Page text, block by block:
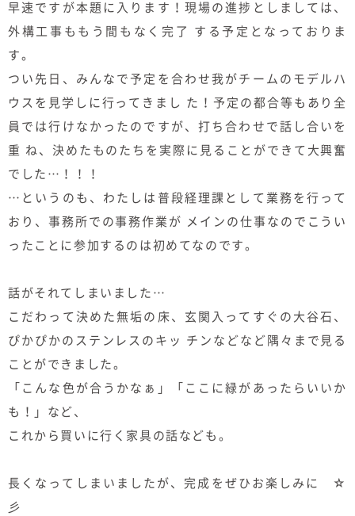
イベント
オーナー様Q&A
資料請求
お問い合わせ
お電話での
お問い合わ
せ
0120-37-
1806
早速ですが本題に入ります！現場の進捗としましては、
外構工事ももう間もなく完了 する予定となっておりま
す。
つい先日、みんなで予定を合わせ我がチームのモデルハ
ウスを見学しに行ってきまし た！予定の都合等もあり全
員では行けなかったのですが、打ち合わせで話し合いを
重 ね、決めたものたちを実際に見ることができて大興奮
でした…！！！
…というのも、わたしは普段経理課として業務を行って
おり、事務所での事務作業が メインの仕事なのでこうい
ったことに参加するのは初めてなのです。
話がそれてしまいました…
こだわって決めた無垢の床、玄関入ってすぐの大谷石、
ぴかぴかのステンレスのキッ チンなどなど隅々まで見る
ことができました。
「こんな色が合うかなぁ」「ここに緑があったらいいか
も！」など、
これから買いに行く家具の話なども。
長くなってしまいましたが、完成をぜひお楽しみに ☆
彡